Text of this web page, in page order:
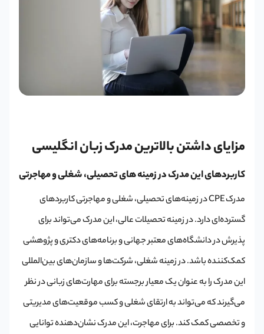
مزایای داشتن بالاترین مدرک زبان انگلیسی
کاربردهای این مدرک در زمینه های تحصیلی، شغلی و مهاجرتی
مدرک CPE در زمینه‌های تحصیلی، شغلی و مهاجرتی کاربردهای
گسترده‌ای دارد. در زمینه تحصیلات عالی، این مدرک می‌تواند برای
پذیرش در دانشگاه‌های معتبر جهانی و برنامه‌های دکتری و پژوهشی
کمک‌کننده باشد. در زمینه شغلی، شرکت‌ها و سازمان‌های بین‌المللی
این مدرک را به عنوان یک معیار برجسته برای مهارت‌های زبانی در نظر
می‌گیرند که می‌تواند به ارتقای شغلی و کسب موقعیت‌های مدیریتی
و تخصصی کمک کند. برای مهاجرت، این مدرک نشان‌دهنده توانایی